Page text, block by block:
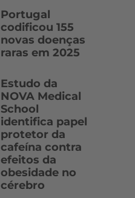
Portugal
codificou 155
novas doenças
raras em 2025
Estudo da
NOVA Medical
School
identifica papel
protetor da
cafeína contra
efeitos da
obesidade no
cérebro